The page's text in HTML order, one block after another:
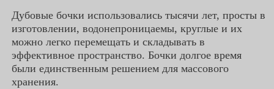
Дубовые бочки использовались тысячи лет, просты в
изготовлении, водонепроницаемы, круглые и их
можно легко перемещать и складывать в
эффективное пространство. Бочки долгое время
были единственным решением для массового
хранения.